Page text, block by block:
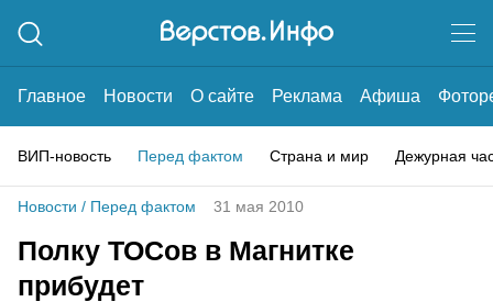
Главное Новости О сайте Реклама Афиша
ВИП-новость Перед фактом Страна и мир Дежурная
Новости / Перед фактом 31 мая 2010
Полку ТОСов в Магнитке
прибудет